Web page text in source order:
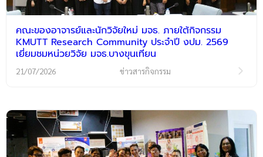
คณะของอาจารย์และนักวิจัยใหม่ มจธ. ภายใต้กิจกรรม
KMUTT Research Community ประจำปี งปม. 2569
เยี่ยมชมหน่วยวิจัย มจธ.บางขุนเทียน
21/07/2026 ข่าวสารกิจกรรม